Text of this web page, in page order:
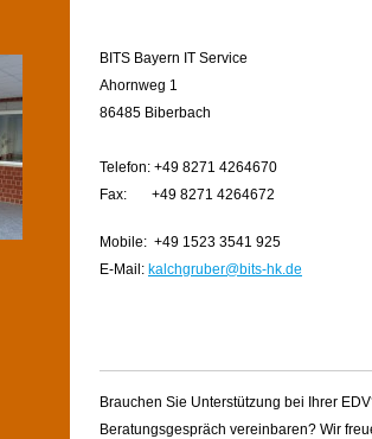
BITS Bayern IT Service
Ahornweg 1
86485 Biberbach
Telefon: +49 8271 4264670
Fax: +49 8271 4264672
Mobile: +49 1523 3541 925
E-Mail: kalchgruber@bits-hk.de
Brauchen Sie Unterstützung bei Ihrer
Beratungsgespräch vereinbaren? Wir